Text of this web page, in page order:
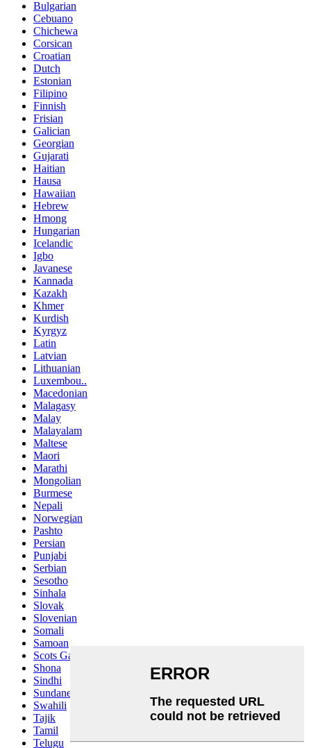
Bulgarian
Cebuano
Chichewa
Corsican
Croatian
Dutch
Estonian
Filipino
Finnish
Frisian
Galician
Georgian
Gujarati
Haitian
Hausa
Hawaiian
Hebrew
Hmong
Hungarian
Icelandic
Igbo
Javanese
Kannada
Kazakh
Khmer
Kurdish
Kyrgyz
Latin
Latvian
Lithuanian
Luxembou..
Macedonian
Malagasy
Malay
Malayalam
Maltese
Maori
Marathi
Mongolian
Burmese
Nepali
Norwegian
Pashto
Persian
Punjabi
Serbian
Sesotho
Sinhala
Slovak
Slovenian
Somali
Samoan
Scots Gaelic
Shona
Sindhi
Sundanese
Swahili
Tajik
Tamil
Telugu